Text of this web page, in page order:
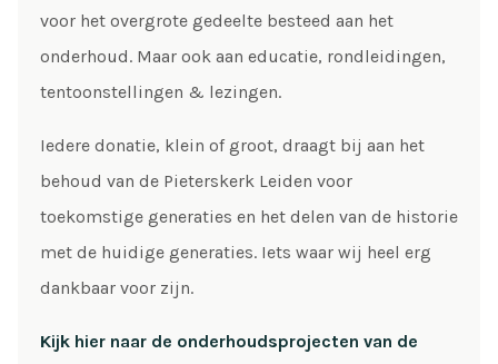
voor het overgrote gedeelte besteed aan het
onderhoud. Maar ook aan educatie, rondleidingen,
tentoonstellingen & lezingen.
Iedere donatie, klein of groot, draagt bij aan het
behoud van de Pieterskerk Leiden voor
toekomstige generaties en het delen van de historie
met de huidige generaties. Iets waar wij heel erg
dankbaar voor zijn.
Kijk hier naar de onderhoudsprojecten van de